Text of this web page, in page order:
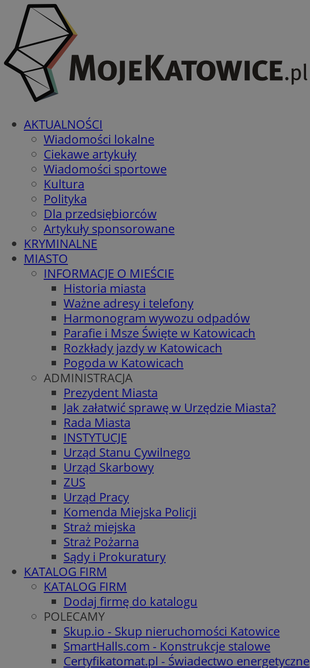
AKTUALNOŚCI
Wiadomości lokalne
Ciekawe artykuły
Wiadomości sportowe
Kultura
Polityka
Dla przedsiębiorców
Artykuły sponsorowane
KRYMINALNE
MIASTO
INFORMACJE O MIEŚCIE
Historia miasta
Ważne adresy i telefony
Harmonogram wywozu odpadów
Parafie i Msze Święte w Katowicach
Rozkłady jazdy w Katowicach
Pogoda w Katowicach
ADMINISTRACJA
Prezydent Miasta
Jak załatwić sprawę w Urzędzie Miasta?
Rada Miasta
INSTYTUCJE
Urząd Stanu Cywilnego
Urząd Skarbowy
ZUS
Urząd Pracy
Komenda Miejska Policji
Straż miejska
Straż Pożarna
Sądy i Prokuratury
KATALOG FIRM
KATALOG FIRM
Dodaj firmę do katalogu
POLECAMY
Skup.io - Skup nieruchomości Katowice
SmartHalls.com - Konstrukcje stalowe
Certyfikatomat.pl - Świadectwo energetyczne